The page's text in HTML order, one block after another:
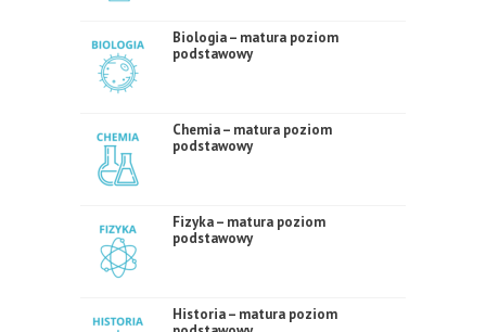
Biologia – matura poziom
podstawowy
Chemia – matura poziom
podstawowy
Fizyka – matura poziom
podstawowy
Historia – matura poziom